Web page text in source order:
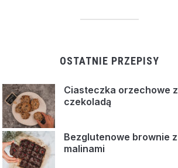
OSTATNIE PRZEPISY
Ciasteczka orzechowe z
czekoladą
Bezglutenowe brownie z
malinami